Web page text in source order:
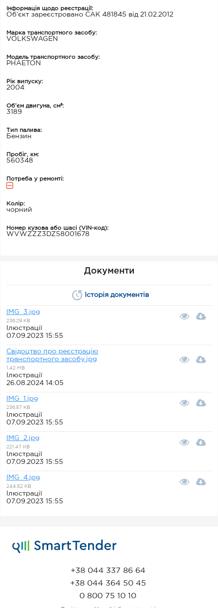
Інформація щодо реєстрації:
Об’єкт зареєстровано САК 481845 від 21.02.2012
Марка транспортного засобу:
VOLKSWAGEN
Модель транспортного засобу:
PHAETON
Рік випуску:
2004
Об’єм двигуна, см³:
3189
Тип палива:
Бензин
Пробіг, км:
560348
Потреба у ремонті:
Колір:
чорний
Номер кузова або шасі (VIN-код):
WVWZZZ3DZ58001678
Документи
Історія документів
IMG_3.jpg
236.29 KB
Ілюстрації
07.09.2023 15:55
Свідоцтво про реєстрацію
транспортного засобу.jpg
1.42 MB
Ілюстрації
26.08.2024 14:05
IMG_1.jpg
236.57 KB
Ілюстрації
07.09.2023 15:55
IMG_2.jpg
221.47 KB
Ілюстрації
07.09.2023 15:55
IMG_4.jpg
244.52 KB
Ілюстрації
07.09.2023 15:55
+38 044 337 86 64
+38 044 364 50 45
0 800 75 10 10